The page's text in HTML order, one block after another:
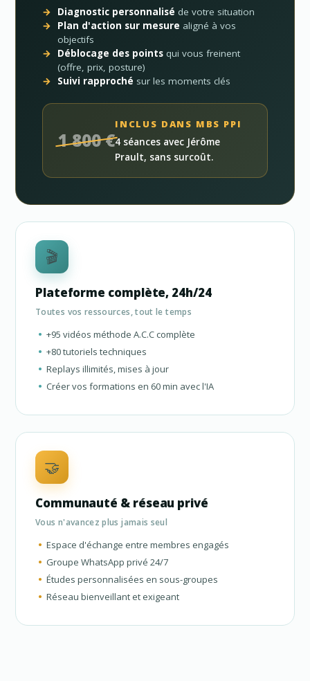
Diagnostic personnalisé de votre situation
Plan d'action sur mesure aligné à vos
objectifs
Déblocage des points qui vous freinent
(offre, prix, posture)
Suivi rapproché sur les moments clés
1 800 €
INCLUS DANS MBS PPI
4 séances avec Jérôme
Prault, sans surcoût.
🎬
Plateforme complète, 24h/24
Toutes vos ressources, tout le temps
+95 vidéos méthode A.C.C complète
+80 tutoriels techniques
Replays illimités, mises à jour
Créer vos formations en 60 min avec l'IA
🤝
Communauté & réseau privé
Vous n'avancez plus jamais seul
Espace d'échange entre membres engagés
Groupe WhatsApp privé 24/7
Études personnalisées en sous-groupes
Réseau bienveillant et exigeant